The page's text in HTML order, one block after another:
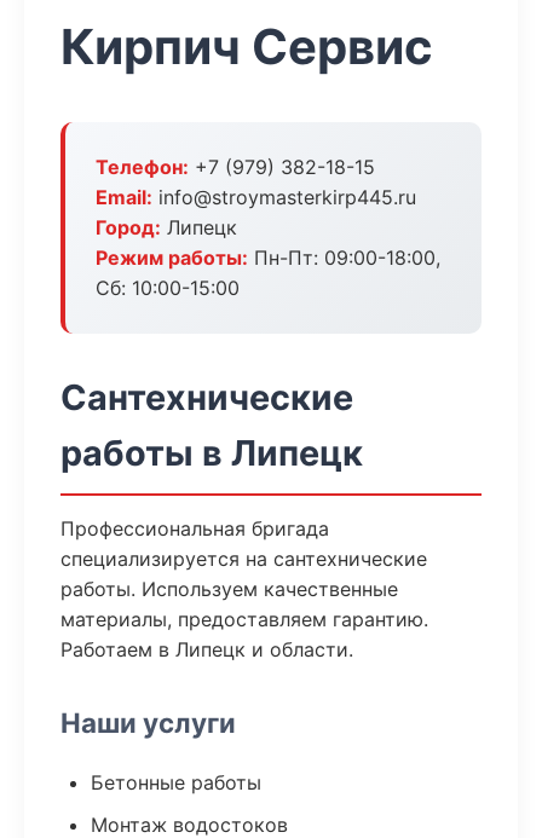
Кирпич Сервис
Телефон: +7 (979) 382-18-15
Email: info@stroymasterkirp445.ru
Город: Липецк
Режим работы: Пн-Пт: 09:00-18:00,
Сб: 10:00-15:00
Сантехнические
работы в Липецк
Профессиональная бригада
специализируется на сантехнические
работы. Используем качественные
материалы, предоставляем гарантию.
Работаем в Липецк и области.
Наши услуги
Бетонные работы
Монтаж водостоков